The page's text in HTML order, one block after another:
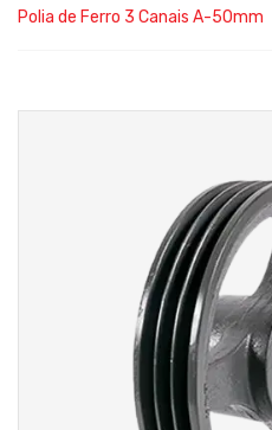
Polia de Ferro 3 Canais A-50mm